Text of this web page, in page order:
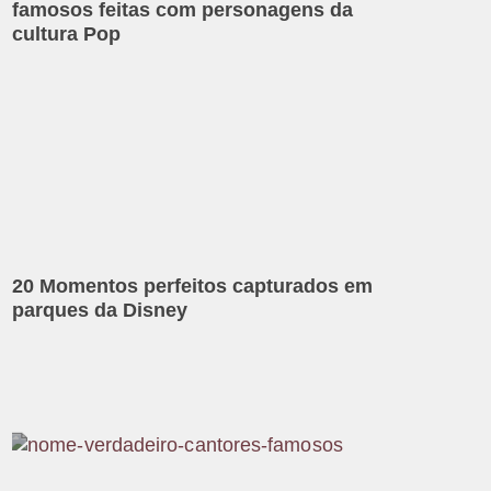
famosos feitas com personagens da
cultura Pop
20 Momentos perfeitos capturados em
parques da Disney